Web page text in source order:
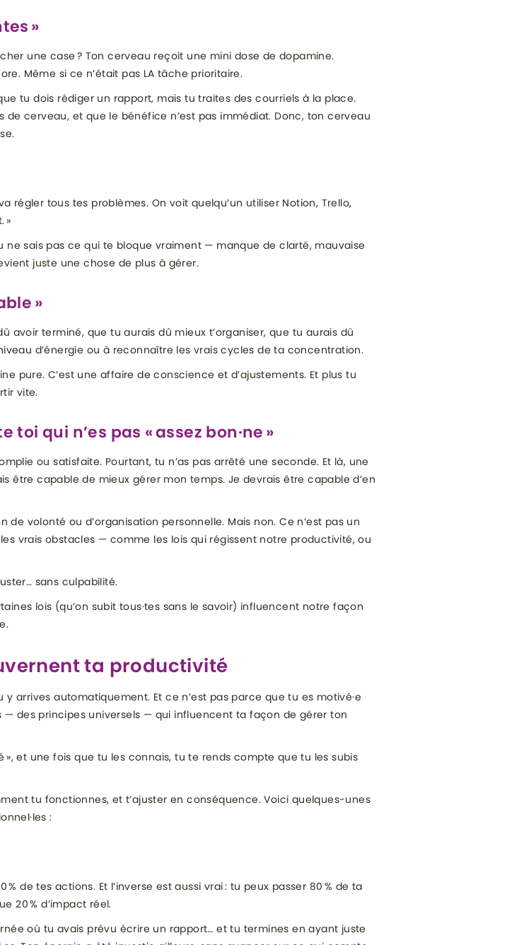
»
une case ? Ton cerveau reçoit une mini dose de dopamine.
Même si ce n’était pas LA tâche prioritaire.
tu dois rédiger un rapport, mais tu traites des courriels à la place.
de cerveau, et que le bénéfice n’est pas immédiat. Donc, ton cerveau
régler tous tes problèmes. On voit quelqu’un utiliser Notion, Trello,
»
ne sais pas ce qui te bloque vraiment — manque de clarté, mauvaise
juste une chose de plus à gérer.
»
avoir terminé, que tu aurais dû mieux t’organiser, que tu aurais dû
d’énergie ou à reconnaître les vrais cycles de ta concentration.
pure. C’est une affaire de conscience et d’ajustements. Et plus tu
vite.
toi qui n’es pas « assez bon·ne »
ou satisfaite. Pourtant, tu n’as pas arrêté une seconde. Et là, une
être capable de mieux gérer mon temps. Je devrais être capable d’en
de volonté ou d’organisation personnelle. Mais non. Ce n’est pas un
vrais obstacles — comme les lois qui régissent notre productivité, ou
sans culpabilité.
lois (qu’on subit tous·tes sans le savoir) influencent notre façon
ta productivité
arrives automatiquement. Et ce n’est pas parce que tu es motivé·e
— des principes universels — qui influencent ta façon de gérer ton
», et une fois que tu les connais, tu te rends compte que tu les subis
tu fonctionnes, et t’ajuster en conséquence. Voici quelques-unes
:
de tes actions. Et l’inverse est aussi vrai : tu peux passer 80 % de ta
20 % d’impact réel.
où tu avais prévu écrire un rapport… et tu termines en ayant juste